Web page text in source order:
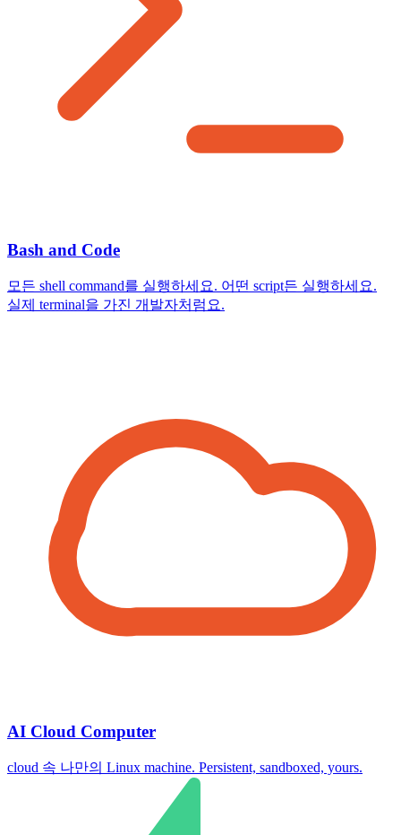
Bash and Code
모든 shell command를 실행하세요. 어떤 script든 실행하세요.
실제 terminal을 가진 개발자처럼요.
AI Cloud Computer
cloud 속 나만의 Linux machine. Persistent, sandboxed, yours.